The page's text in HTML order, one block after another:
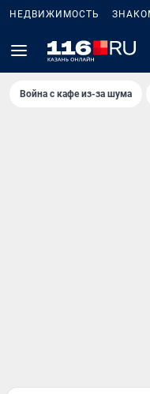
НЕДВИЖИМОСТЬ
Война с кафе из-за шума